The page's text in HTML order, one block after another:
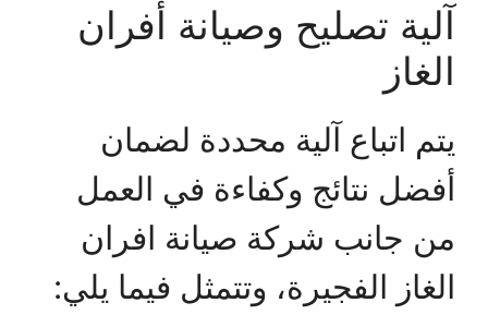
آلية تصليح وصيانة أفران
الغاز
يتم اتباع آلية محددة لضمان
أفضل نتائج وكفاءة في العمل
من جانب شركة صيانة افران
الغاز الفجيرة، وتتمثل فيما يلي: